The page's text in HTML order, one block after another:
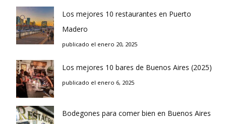
Los mejores 10 restaurantes en Puerto
Madero
publicado el enero 20, 2025
Los mejores 10 bares de Buenos Aires (2025)
publicado el enero 6, 2025
Bodegones para comer bien en Buenos Aires